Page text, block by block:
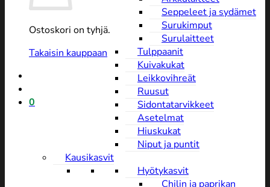
Ostoskori on tyhjä.
Takaisin kauppaan
0
Seppeleet ja sydämet
Surukimput
Surulaitteet
Tulppaanit
Kuivakukat
Leikkovihreät
Ruusut
Sidontatarvikkeet
Asetelmat
Hiuskukat
Niput ja puntit
Kausikasvit
Hyötykasvit
Chilin ja paprikan